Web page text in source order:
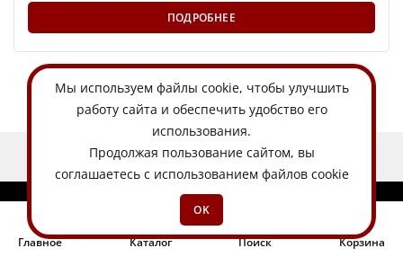
Главное Каталог Поиск Корзина
ПОДРОБНЕЕ
ЕСТЬ ИДЕЯ?
Мы используем файлы cookie, чтобы улучшить
работу сайта и обеспечить удобство его
использования.
Продолжая пользование сайтом, вы
соглашаетесь с использованием файлов cookie
OK